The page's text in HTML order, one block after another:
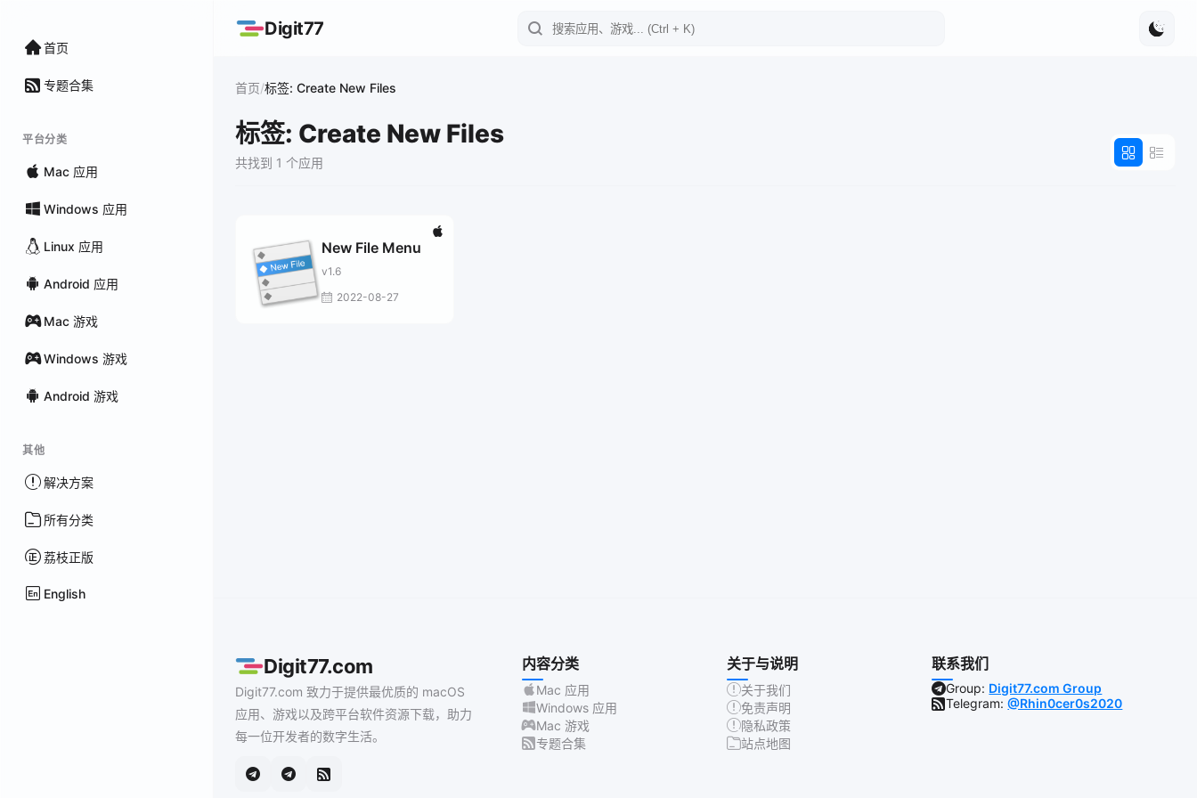
首页
专题合集
平台分类
Mac 应用
Windows 应用
Linux 应用
Android 应用
Mac 游戏
Windows 游戏
Android 游戏
其他
解决方案
所有分类
荔枝正版
English
Digit77
首页/标签: Create New Files
标签: Create New Files
共找到 1 个应用
New File Menu
v1.6
2022-08-27
Digit77.com
Digit77.com 致力于提供最优质的 macOS
应用、游戏以及跨平台软件资源下载，助力
每一位开发者的数字生活。
内容分类
Mac 应用
Windows 应用
Mac 游戏
专题合集
关于与说明
关于我们
免责声明
隐私政策
站点地图
联系我们
Group: Digit77.com Group
Telegram:@Rhin0cer0s2020